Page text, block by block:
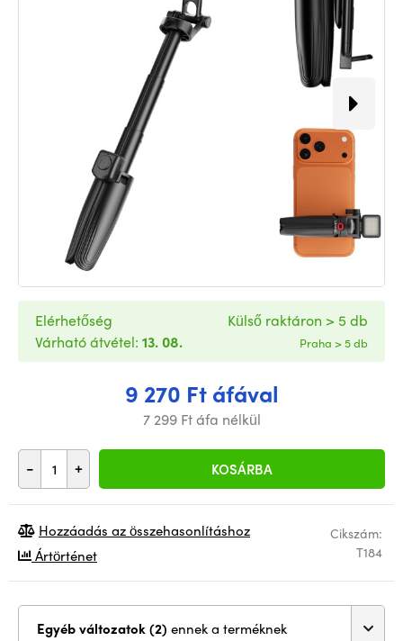
9 270 Ft áfával
7 299 Ft áfa nélkül
- + KOSÁRBA
Elérhetőség
Várható átvétel: 13. 08.
Külső raktáron > 5 db
Praha > 5 db
Cikszám:
T184
Hozzáadás az összehasonlításhoz
Ártörténet
Egyéb változatok (2) ennek a terméknek